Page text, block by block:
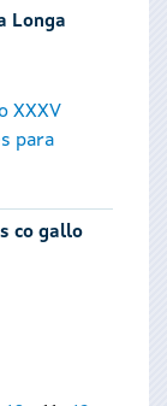
Longa
XXXV
para
co gallo